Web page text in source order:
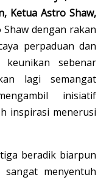
Ketua Astro Shaw,
Shaw dengan rakan
perpaduan dan
keunikan sebenar
lagi semangat
inisiatif
inspirasi menerusi
beradik biarpun
menyentuh